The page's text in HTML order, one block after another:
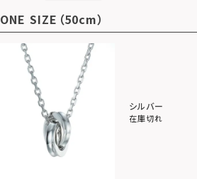
ONE SIZE（50cm）
シルバー
在庫切れ